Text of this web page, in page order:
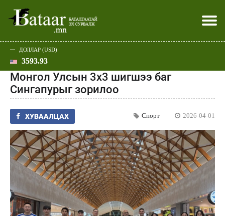
Эхлэл
Улс төр
Нийгэм
Эдийн засаг
Дэлхий
Спорт
Шар
Батаар юу хэлэв
Хэвлэл мэдээллээр
ДОЛЛАР (USD)
3593.93
Монгол Улсын 3x3 шигшээ баг
Сингапурыг зорилоо
ХУВААЛЦАХ Спорт 2026-04-01